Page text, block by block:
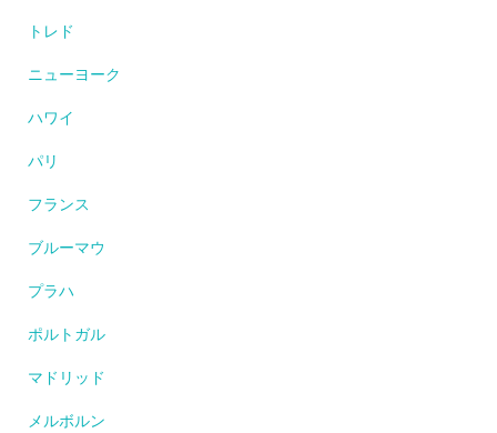
トレド
ニューヨーク
ハワイ
パリ
フランス
ブルーマウ
プラハ
ポルトガル
マドリッド
メルボルン